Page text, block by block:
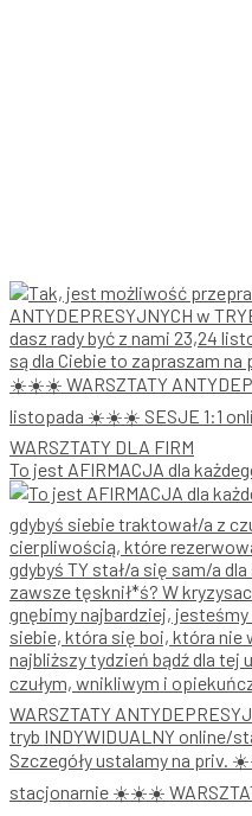
To jest AFIRMACJA dla